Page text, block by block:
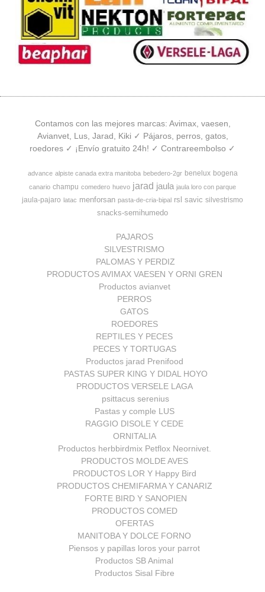
Contamos con las mejores marcas: Avimax, vaesen,
Avianvet, Lus, Jarad, Kiki ✓ Pájaros, perros, gatos,
roedores ✓ ¡Envío gratuito 24h! ✓ Contrareembolso ✓
advance alpiste canada extra manitoba bebedero-2gr benelux bogena
canario champu comedero huevo jarad jaula jaula loro con parque
jaula-pajaro latac menforsan pasta-de-cria-bipal rsl savic silvestrismo
snacks-semihumedo
PAJAROS
SILVESTRISMO
PALOMAS Y PERDIZ
PRODUCTOS AVIMAX VAESEN Y ORNI GREN
Productos avianvet
PERROS
GATOS
ROEDORES
REPTILES Y PECES
PECES Y TORTUGAS
Productos jarad Prenifood
PASTAS SUPER KING Y DIDAL HOYO
PRODUCTOS VERSELE LAGA
psittacus serenius
Pastas y comple LUS
RAGGIO DISOLE Y CEDE
ORNITALIA
Productos herbbirdmix Petflox Neornivet.
PRODUCTOS MOLDE AVES
PRODUCTOS LOR Y Happy Bird
PRODUCTOS CHEMIFARMA Y CANARIZ
FORTE BIRD Y SANOPIEN
PRODUCTOS COMED
OFERTAS
MANITOBA Y DOLCE FORNO
Piensos y papillas loros your parrot
Productos SB Animal
Productos Sisal Fibre